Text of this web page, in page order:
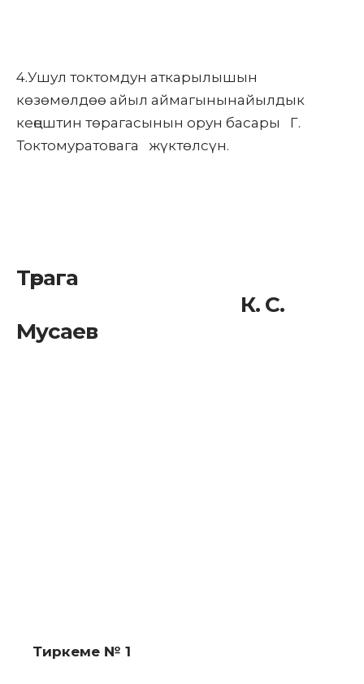
4.Ушул токтомдун аткарылышын
көзөмөлдөө айыл аймагынынайылдык
кеңештин төрагасынын орун басары Г.
Токтомуратовага жүктөлсүн.
Төрага
К. С.
Мусаев
Тиркеме № 1